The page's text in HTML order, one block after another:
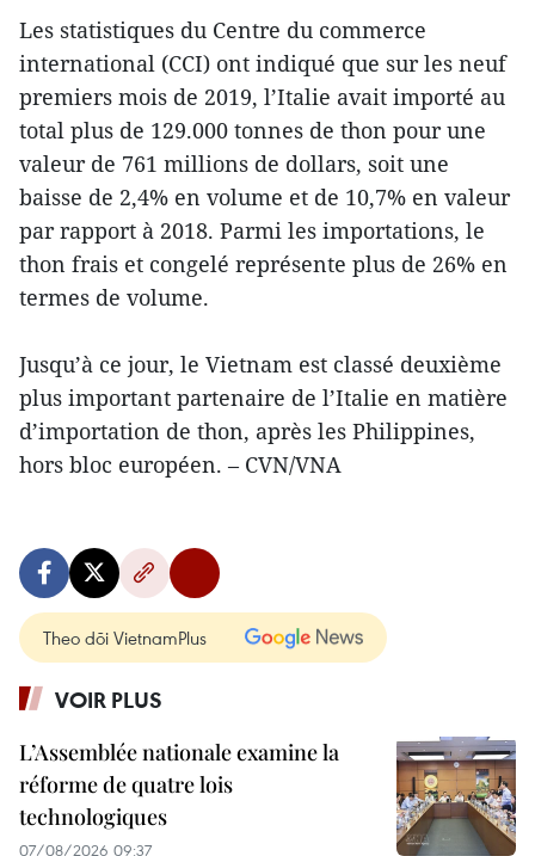
Les statistiques du Centre du commerce
international (CCI) ont indiqué que sur les neuf
premiers mois de 2019, l’Italie avait importé au
total plus de 129.000 tonnes de thon pour une
valeur de 761 millions de dollars, soit une
baisse de 2,4% en volume et de 10,7% en valeur
par rapport à 2018. Parmi les importations, le
thon frais et congelé représente plus de 26% en
termes de volume.
Jusqu’à ce jour, le Vietnam est classé deuxième
plus important partenaire de l’Italie en matière
d’importation de thon, après les Philippines,
hors bloc européen. – CVN/VNA
Theo dõi VietnamPlus
VOIR PLUS
L’Assemblée nationale examine la
réforme de quatre lois
technologiques
07/08/2026 09:37